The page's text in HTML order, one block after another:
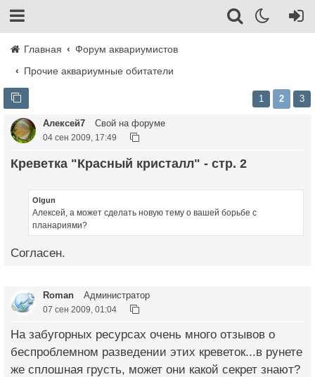
Главная
Форум аквариумистов
Прочие аквариумные обитатели
1 2 3
Алексей7 Свой на форуме
04 сен 2009, 17:49
Креветка "Красный кристалл" - стр. 2
Olgun
Алексей, а может сделать новую тему о вашей борьбе с
планариями?
Согласен.
Roman Администратор
07 сен 2009, 01:04
На забугорных ресурсах очень много отзывов о
беспроблемном разведении этих креветок...в рунете
же сплошная грусть, может они какой секрет знают?